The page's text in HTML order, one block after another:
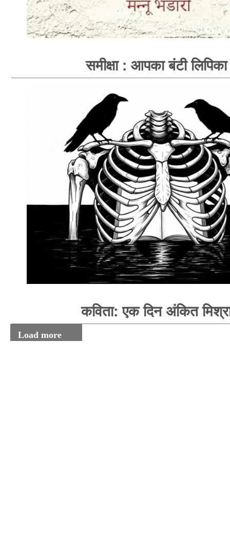
समीक्षा : आपका बंटी लिपिका
कविता: एक दिन अंकित
Load more